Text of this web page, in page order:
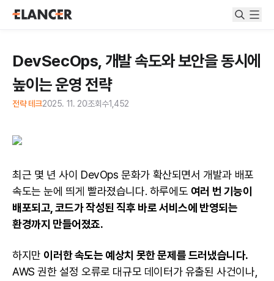
DevSecOps, 개발 속도와 보안을 동시에
높이는 운영 전략
전략 테크2025. 11. 20조회수1,452
최근 몇 년 사이 DevOps 문화가 확산되면서 개발과 배포
속도는 눈에 띄게 빨라졌습니다. 하루에도 여러 번 기능이
배포되고, 코드가 작성된 직후 바로 서비스에 반영되는
환경까지 만들어졌죠.
하지만 이러한 속도는 예상치 못한 문제를 드러냈습니다.
AWS 권한 설정 오류로 대규모 데이터가 유출된 사건이나,